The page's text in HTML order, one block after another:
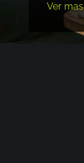
Ver